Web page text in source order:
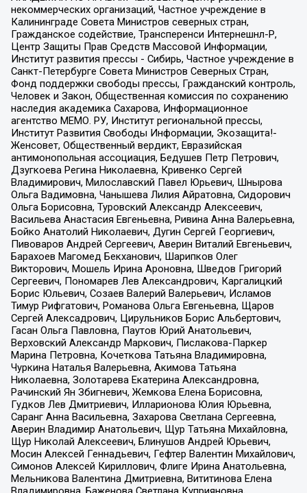
некоммерческих организаций, Частное учреждение в
Калининграде Совета Министров северных стран,
Гражданское содействие, Трансперенси Интернешнл-Р,
Центр Защиты Прав Средств Массовой Информации,
Институт развития прессы - Сибирь, Частное учреждение в
Санкт-Петербурге Совета Министров Северных Стран,
Фонд поддержки свободы прессы, Гражданский контроль,
Человек и Закон, Общественная комиссия по сохранению
наследия академика Сахарова, Информационное
агентство МЕМО. РУ, Институт региональной прессы,
Институт Развития Свободы Информации, Экозащита!-
Женсовет, Общественный вердикт, Евразийская
антимонопольная ассоциация, Бедушев Петр Петрович,
Дзугкоева Регина Николаевна, Кривенко Сергей
Владимирович, Милославский Павел Юрьевич, Шнырова
Ольга Вадимовна, Чанышева Лилия Айратовна, Сидорович
Ольга Борисовна, Туровский Александр Алексеевич,
Васильева Анастасия Евгеньевна, Ривина Анна Валерьевна,
Бойко Анатолий Николаевич, Дугин Сергей Георгиевич,
Пивоваров Андрей Сергеевич, Аверин Виталий Евгеньевич,
Барахоев Магомед Бекханович, Шарипков Олег
Викторович, Мошель Ирина Ароновна, Шведов Григорий
Сергеевич, Пономарев Лев Александрович, Каргалицкий
Борис Юльевич, Созаев Валерий Валерьевич, Исламов
Тимур Рифгатович, Романова Ольга Евгеньевна, Щаров
Сергей Алексадрович, Цирульников Борис Альбертович,
Гасан Ольга Павловна, Паутов Юрий Анатольевич,
Верховский Александр Маркович, Пислакова-Паркер
Марина Петровна, Кочеткова Татьяна Владимировна,
Чуркина Наталья Валерьевна, Акимова Татьяна
Николаевна, Золотарева Екатерина Александровна,
Рачинский Ян Збигневич, Жемкова Елена Борисовна,
Гудков Лев Дмитриевич, Илларионова Юлия Юрьевна,
Саранг Анна Васильевна, Захарова Светлана Сергеевна,
Аверин Владимир Анатольевич, Щур Татьяна Михайловна,
Щур Николай Алексеевич, Блинушов Андрей Юрьевич,
Мосин Алексей Геннадьевич, Гефтер Валентин Михайлович,
Симонов Алексей Кириллович, Флиге Ирина Анатольевна,
Мельникова Валентина Дмитриевна, Вититинова Елена